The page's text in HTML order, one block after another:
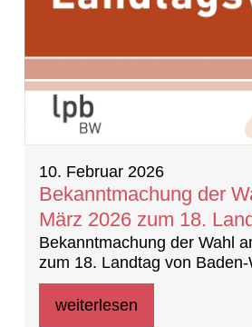
10. Februar 2026
Bekanntmachung der
März 2026 zum 18.
Bekanntmachung der Wahl
zum 18. Landtag von
weiterlesen